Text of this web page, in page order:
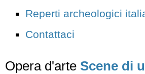
Reperti archeologici
Contattaci
Opera d'arte Scene di